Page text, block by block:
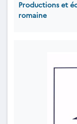
Productions et
romaine